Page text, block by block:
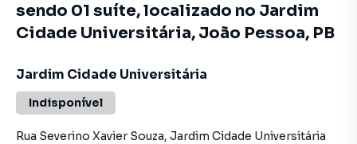
sendo 01 suíte, localizado no Jardim
Cidade Universitária, João Pessoa, PB
Jardim Cidade Universitária
Indisponível
Rua Severino Xavier Souza, Jardim Cidade Universitária